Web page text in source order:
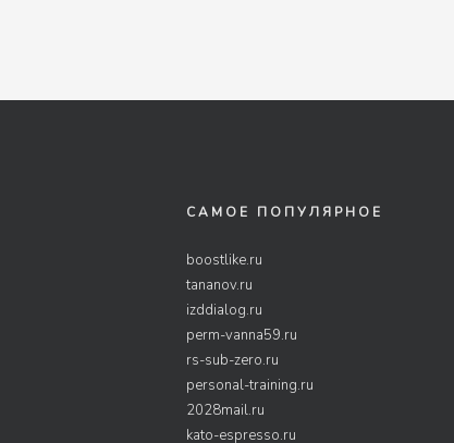
САМОЕ ПОПУЛЯРНОЕ
boostlike.ru
tananov.ru
izddialog.ru
perm-vanna59.ru
rs-sub-zero.ru
personal-training.ru
2028mail.ru
kato-espresso.ru